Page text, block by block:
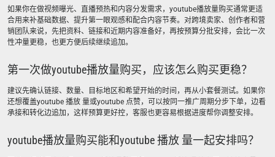
如果你在做视频曝光、直播预热和内容分发需求，youtube播放量购买通常更适
合用来补基础数据、提升第一眼观感和配合内容节奏。对跨境卖家、创作者和营
销团队来说，先把资料、链接和近期内容准备好，再按预算分批安排，会比一次
性冲量更稳，也更方便后续继续追加。
第一次做youtube播放量购买，应该怎么购买更稳？
建议先确认链接、数量、目标地区和希望开始的时间，再从小套餐测试。如果你
还想覆盖youtube 播放 量或youtube 点赞，可以按同一推广周期分步下单，边看
承接和转化边追加，这样预算更好控，客服也更容易根据进度帮你调整安排。
youtube播放量购买能和youtube 播放 量一起安排吗？